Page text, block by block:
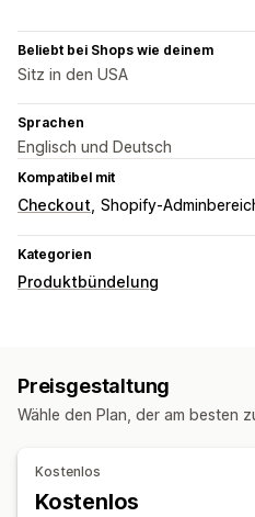
Beliebt bei Shops wie deinem
Sitz in den USA
Sprachen
Englisch und Deutsch
Kompatibel mit
Checkout Shopify-
Kategorien
Produktbündelung
Varianten-Bundles
Probepackungen Upselling-
Ähnliche Produkte
Individuelle Bundles
Preisgestaltung
Wähle den Plan, der am besten
Kostenlos
Kostenlos